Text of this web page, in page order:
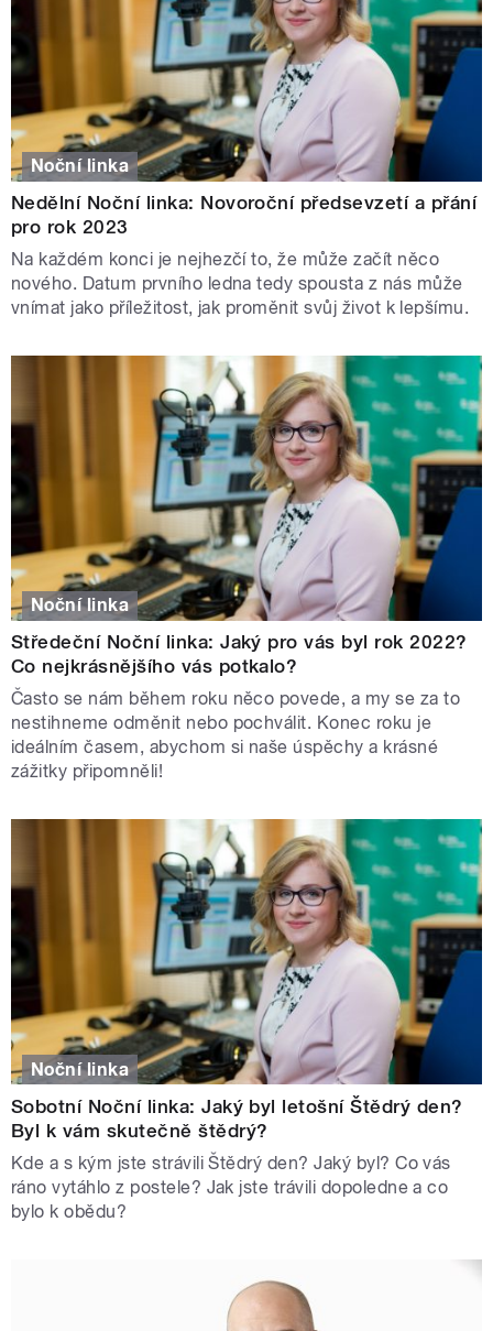
Noční linka
Nedělní Noční linka: Novoroční předsevzetí a přání
pro rok 2023
Na každém konci je nejhezčí to, že může začít něco
nového. Datum prvního ledna tedy spousta z nás může
vnímat jako příležitost, jak proměnit svůj život k lepšímu.
Noční linka
Středeční Noční linka: Jaký pro vás byl rok 2022?
Co nejkrásnějšího vás potkalo?
Často se nám během roku něco povede, a my se za to
nestihneme odměnit nebo pochválit. Konec roku je
ideálním časem, abychom si naše úspěchy a krásné
zážitky připomněli!
Noční linka
Sobotní Noční linka: Jaký byl letošní Štědrý den?
Byl k vám skutečně štědrý?
Kde a s kým jste strávili Štědrý den? Jaký byl? Co vás
ráno vytáhlo z postele? Jak jste trávili dopoledne a co
bylo k obědu?